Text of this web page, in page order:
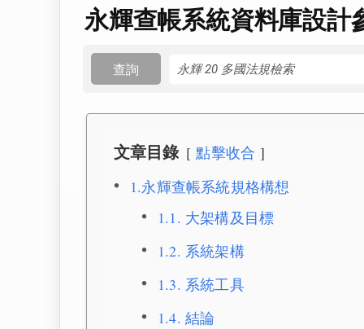
永輝查帳系統資料庫設計
查詢
文章目錄
點擊收合
1.永輝查帳系統規格構想
1.1. 大架構及目標
1.2. 系統架構
1.3. 系統工具
1.4. 結論